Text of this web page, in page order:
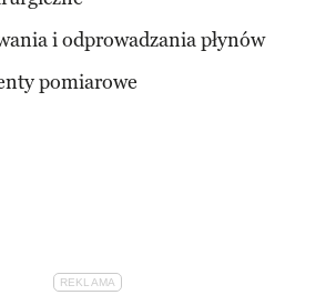
i odprowadzania płynów
pomiarowe